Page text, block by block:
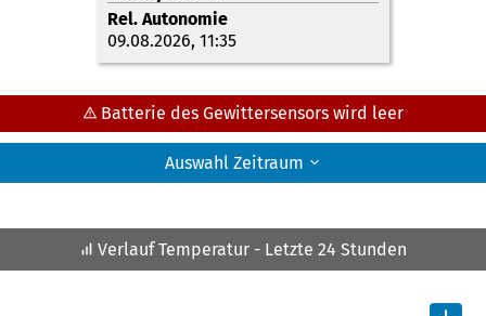
Rel. Autonomie
09.08.2026, 11:35
Batterie des Gewittersensors wird leer
Auswahl Zeitraum
Verlauf Temperatur - Letzte 24 Stunden